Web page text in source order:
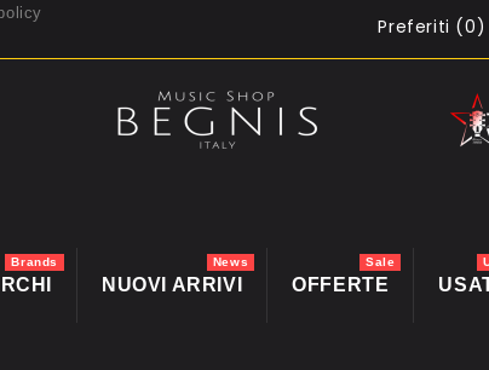
Preferiti (0)
Brands
NUOVI ARRIVI
News
OFFERTE
Sale